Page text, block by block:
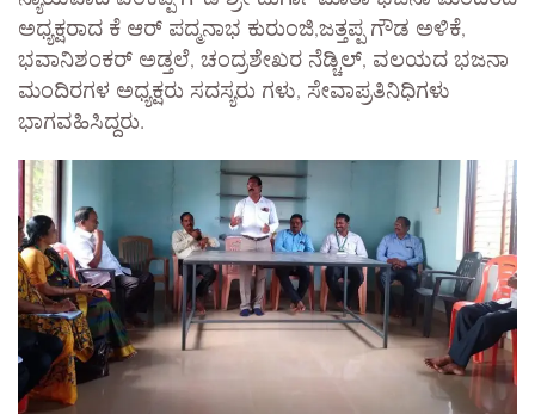
ಅಧ್ಯಕ್ಷರಾದ ಕೆ ಆರ್ ಪದ್ಮನಾಭ ಕುರುಂಜಿ,ಜತ್ತಪ್ಪ ಗೌಡ ಅಳಿಕೆ,
ಭವಾನಿಶಂಕರ್ ಅಡ್ತಲೆ, ಚಂದ್ರಶೇಖರ ನೆಡ್ಚಿಲ್, ವಲಯದ ಭಜನಾ
ಮಂದಿರಗಳ ಅಧ್ಯಕ್ಷರು ಸದಸ್ಯರು ಗಳು, ಸೇವಾಪ್ರತಿನಿಧಿಗಳು
ಭಾಗವಹಿಸಿದ್ದರು.